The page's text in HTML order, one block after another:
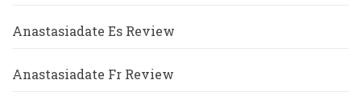
Anastasiadate Es Review
Anastasiadate Fr Review